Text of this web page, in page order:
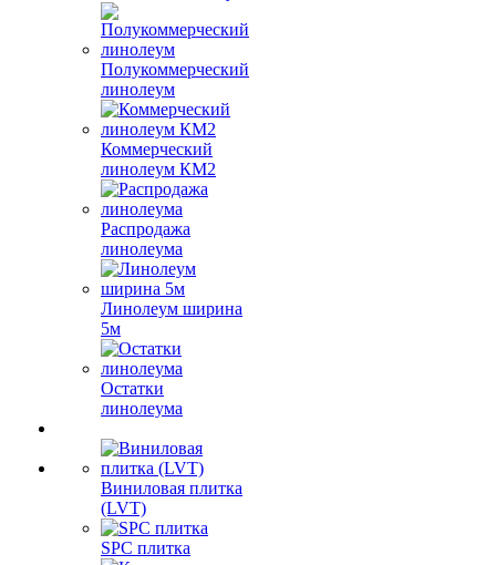
Полукоммерческий
линолеум
Коммерческий
линолеум КМ2
Распродажа
линолеума
Линолеум ширина
5м
Остатки
линолеума
Виниловая плитка
(LVT)
SPC плитка